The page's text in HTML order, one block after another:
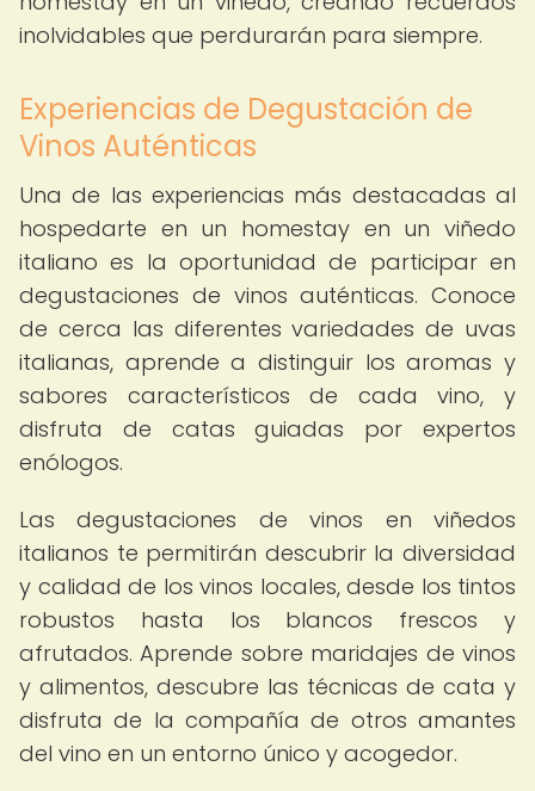
inolvidables que perdurarán para siempre.
Experiencias de Degustación de
Vinos Auténticas
Una de las experiencias más destacadas al
hospedarte en un homestay en un viñedo
italiano es la oportunidad de participar en
degustaciones de vinos auténticas. Conoce
de cerca las diferentes variedades de uvas
italianas, aprende a distinguir los aromas y
sabores característicos de cada vino, y
disfruta de catas guiadas por expertos
enólogos.
Las degustaciones de vinos en viñedos
italianos te permitirán descubrir la diversidad
y calidad de los vinos locales, desde los tintos
robustos hasta los blancos frescos y
afrutados. Aprende sobre maridajes de vinos
y alimentos, descubre las técnicas de cata y
disfruta de la compañía de otros amantes
del vino en un entorno único y acogedor.